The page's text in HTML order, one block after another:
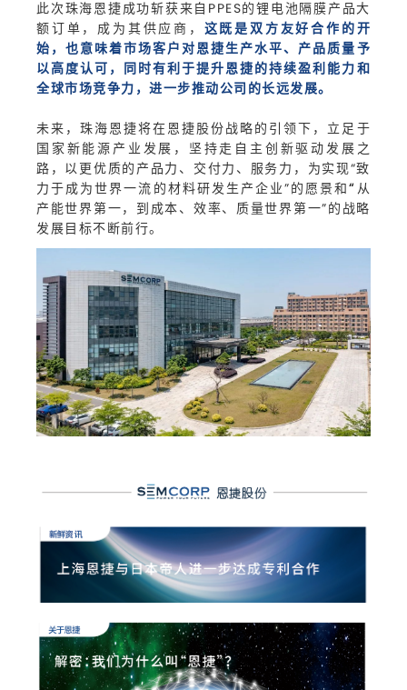
此次珠海恩捷成功斩获来自PPES的锂电池隔膜产品大
额订单，成为其供应商， 这既是双方友好合作的开
始，也意味着市场客户对恩捷生产水平、产品质量予
以高度认可，同时有利于提升恩捷的持续盈利能力和
全球市场竞争力，进一步推动公司的长远发展。
未来，珠海恩捷将在恩捷股份战略的引领下，立足于
国家新能源产业发展，坚持走自主创新驱动发展之
路，以更优质的产品力、交付力、服务力，为实现“致
力于成为世界一流的材料研发生产企业”的愿景和“ 从
产能世界第一，到成本、效率、质量世界第一”的战略
发展目标不断前行。